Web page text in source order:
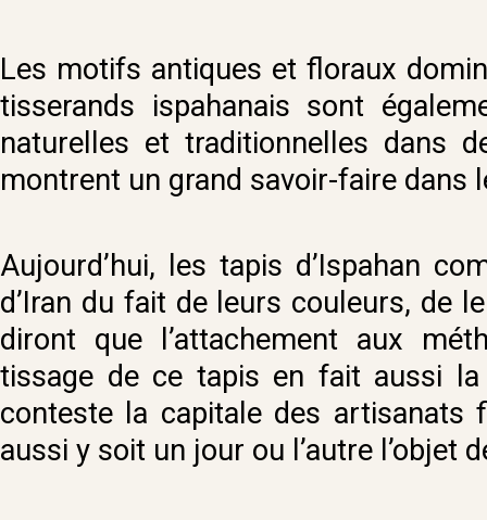
Les motifs antiques et floraux
tisserands ispahanais sont
naturelles et traditionnelles dans
montrent un grand savoir-faire dans
Aujourd’hui, les tapis d’Ispahan
d’Iran du fait de leurs couleurs, de
diront que l’attachement aux
tissage de ce tapis en fait aussi la
conteste la capitale des
aussi y soit un jour ou l’autre l’objet